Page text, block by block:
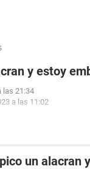
y estoy
las 21:34
a las 11:02
un alacran